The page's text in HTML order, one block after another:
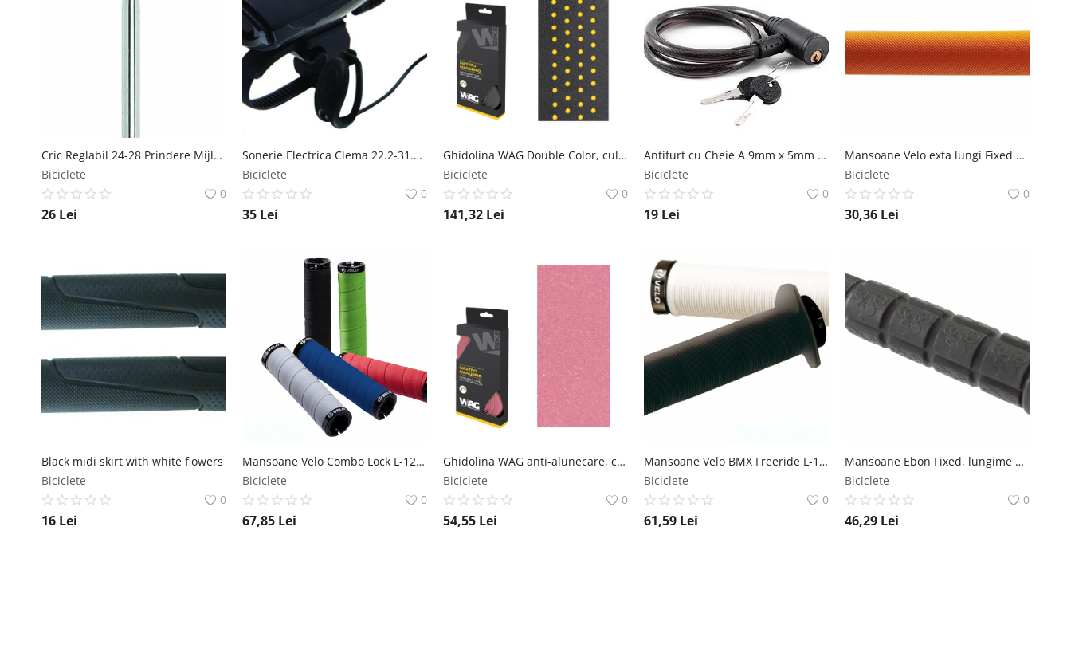
Cric Reglabil 24-28 Prindere Mijloc Aluminiu Argintiu Syncromate
Biciclete
0
26 Lei
Sonerie Electrica Clema 22.2-31.8mm Plastic Componente electronie Negru Syncromate
Biciclete
0
35 Lei
Ghidolina WAG Double Color, culoare negru galben WAG
Biciclete
0
141,32 Lei
Antifurt cu Cheie A 9mm x 5mm x 120cm MX Biciclete
Biciclete
0
19 Lei
Mansoane Velo exta lungi Fixed XL, lungime 175mm, culoare portocaliu Velo
Biciclete
0
30,36 Lei
Black midi skirt with white flowers
Biciclete
0
16 Lei
Mansoane Velo Combo Lock L-129mm Rosu Velo
Biciclete
0
67,85 Lei
Ghidolina WAG anti-alunecare, culoare roz WAG
Biciclete
0
54,55 Lei
Mansoane Velo BMX Freeride L-145mm Alb Velo
Biciclete
0
61,59 Lei
Mansoane Ebon Fixed, lungime 120mm, culoare negru Ebon
Biciclete
0
46,29 Lei